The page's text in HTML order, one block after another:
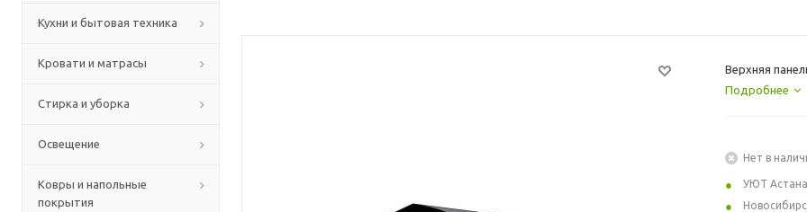
Кухни и бытовая техника
Кровати и матрасы
Стирка и уборка
Освещение
Ковры и напольные
покрытия
Верхняя
Подробнее
Нет в
УЮТ Астана